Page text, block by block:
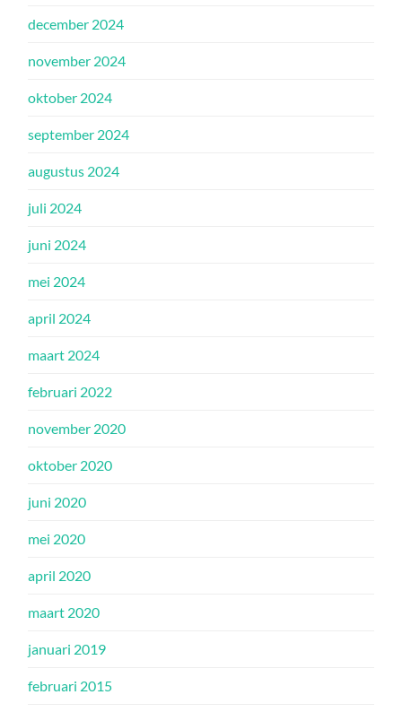
december 2024
november 2024
oktober 2024
september 2024
augustus 2024
juli 2024
juni 2024
mei 2024
april 2024
maart 2024
februari 2022
november 2020
oktober 2020
juni 2020
mei 2020
april 2020
maart 2020
januari 2019
februari 2015